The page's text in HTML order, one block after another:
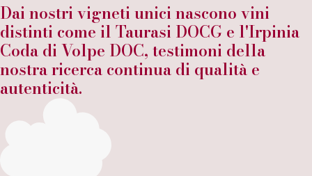
Dai nostri vigneti unici nascono vini
distinti come il Taurasi DOCG e l'Irpinia
Coda di Volpe DOC, testimoni della
nostra ricerca continua di qualità e
autenticità.